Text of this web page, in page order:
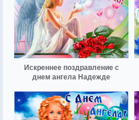
Искреннее поздравление с
днем ангела Надежде